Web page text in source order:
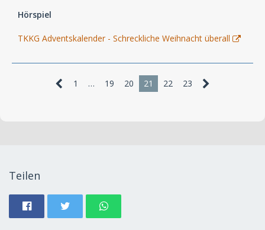
Hörspiel
TKKG Adventskalender - Schreckliche Weihnacht überall
1 … 19 20 21 22 23
Teilen